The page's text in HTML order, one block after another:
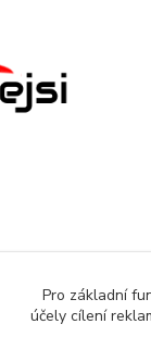
Pro základní
účely cílení